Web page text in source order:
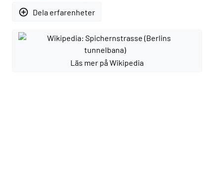
add_circle_outline Dela erfarenheter
Läs mer på Wikipedia